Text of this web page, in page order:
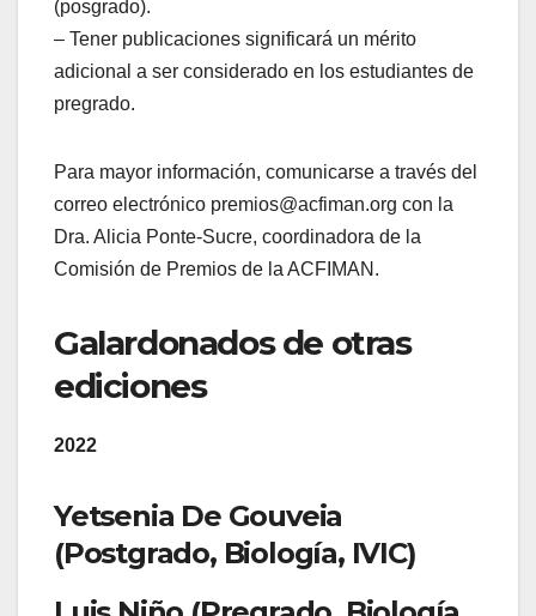
(posgrado).
– Tener publicaciones significará un mérito
adicional a ser considerado en los estudiantes de
pregrado.
Para mayor información, comunicarse a través del
correo electrónico premios@acfiman.org con la
Dra. Alicia Ponte-Sucre, coordinadora de la
Comisión de Premios de la ACFIMAN.
Galardonados de otras
ediciones
2022
Yetsenia De Gouveia
(Postgrado, Biología, IVIC)